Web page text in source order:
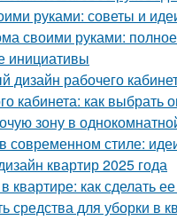
руками: советы и
своими руками:
инициативы
дизайн рабочего
кабинета: как выбрать
зону в
современном стиле:
квартир 2025 года
квартире: как сделать
средства для уборки в